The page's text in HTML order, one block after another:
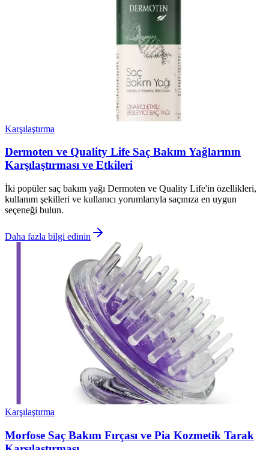
Karşılaştırma
Dermoten ve Quality Life Saç Bakım Yağlarının
Karşılaştırması ve Etkileri
İki popüler saç bakım yağı Dermoten ve Quality Life'in özellikleri,
kullanım şekilleri ve kullanıcı yorumlarıyla saçınıza en uygun
seçeneği bulun.
Daha fazla bilgi edinin
Karşılaştırma
Morfose Saç Bakım Fırçası ve Pia Kozmetik Tarak